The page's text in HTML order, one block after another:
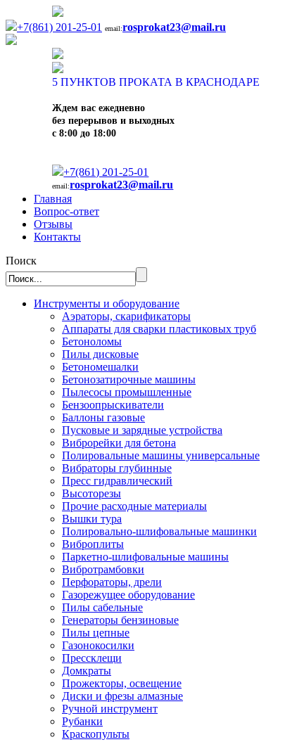
+7(861) 201-25-01 email:rosprokat23@mail.ru
5 ПУНКТОВ ПРОКАТА В КРАСНОДАРЕ
Ждем вас ежедневно
без перерывов и выходных
с 8:00 до 18:00
+7(861) 201-25-01
email:rosprokat23@mail.ru
Главная
Вопрос-ответ
Отзывы
Контакты
Поиск
Инструменты и оборудование
Аэраторы, скарификаторы
Аппараты для сварки пластиковых труб
Бетоноломы
Пилы дисковые
Бетономешалки
Бетонозатирочные машины
Пылесосы промышленные
Бензоопрыскиватели
Баллоны газовые
Пусковые и зарядные устройства
Виброрейки для бетона
Полировальные машины универсальные
Вибраторы глубинные
Пресс гидравлический
Высоторезы
Прочие расходные материалы
Вышки тура
Полировально-шлифовальные машинки
Виброплиты
Паркетно-шлифовальные машины
Вибротрамбовки
Перфораторы, дрели
Газорежущее оборудование
Пилы сабельные
Генераторы бензиновые
Пилы цепные
Газонокосилки
Прессклещи
Домкраты
Прожекторы, освещение
Диски и фрезы алмазные
Ручной инструмент
Рубанки
Краскопульты